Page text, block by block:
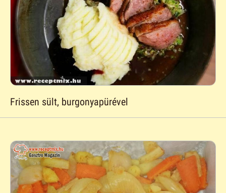
Frissen sült, burgonyapürével